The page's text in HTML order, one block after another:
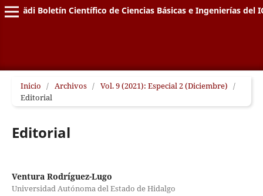
Pädi Boletín Científico de Ciencias Básicas e Ingenierías del
Inicio / Archivos / Vol. 9 (2021): Especial 2 (Diciembre) /
Editorial
Editorial
Ventura Rodríguez-Lugo
Universidad Autónoma del Estado de Hidalgo